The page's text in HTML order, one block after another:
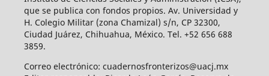
que se publica con fondos propios. Av. Universidad y
H. Colegio Militar (zona Chamizal) s/n, CP 32300,
Ciudad Juárez, Chihuahua, México. Tel. +52 656 688
3859.
Correo electrónico: cuadernosfronterizos@uacj.mx